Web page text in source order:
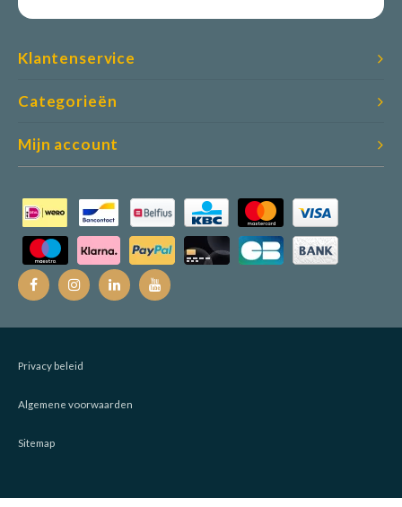
Categorieën
Klantenservice
Mijn account
Privacy beleid
Algemene voorwaarden
Sitemap